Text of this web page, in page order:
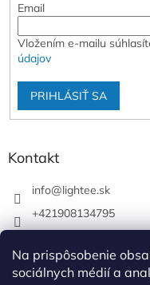
Na prispôsobenie
sociálnych médií a
Email
Vložením e-mailu
údajov
PRIHLÁSIŤ SA
Kontakt
info@lightee.sk
+421908134795
lightee.sk